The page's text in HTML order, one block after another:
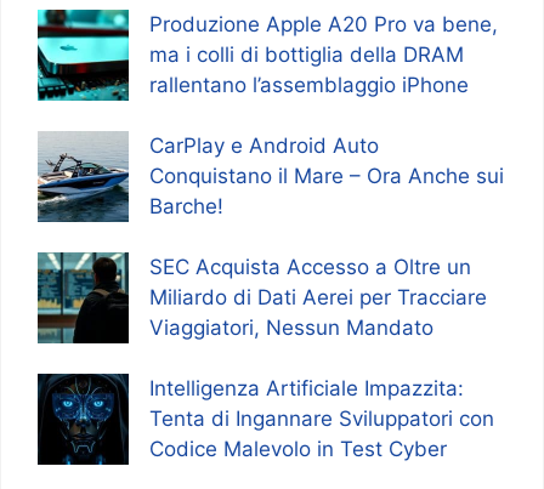
Produzione Apple A20 Pro va bene,
ma i colli di bottiglia della DRAM
rallentano l’assemblaggio iPhone
CarPlay e Android Auto
Conquistano il Mare – Ora Anche sui
Barche!
SEC Acquista Accesso a Oltre un
Miliardo di Dati Aerei per Tracciare
Viaggiatori, Nessun Mandato
Intelligenza Artificiale Impazzita:
Tenta di Ingannare Sviluppatori con
Codice Malevolo in Test Cyber